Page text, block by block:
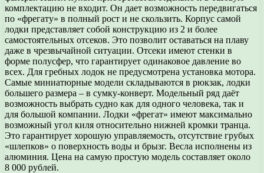
комплектацию не входит. Он дает возможность передвигаться
по «фрегату» в полный рост и не скользить. Корпус самой
лодки представляет собой конструкцию из 2 и более
самостоятельных отсеков. Это позволит оставаться на плаву
даже в чрезвычайной ситуации. Отсеки имеют стенки в
форме полусфер, что гарантирует одинаковое давление во
всех. Для гребных лодок не предусмотрена установка мотора.
Самые миниатюрные модели складываются в рюкзак, лодки
большего размера – в сумку-конверт. Модельный ряд даёт
возможность выбрать судно как для одного человека, так и
для большой компании. Лодки «фрегат» имеют максимально
возможный угол киля относительно нижней кромки транца.
Это гарантирует хорошую управляемость, отсутствие грубых
«шлепков» о поверхность воды и брызг. Весла исполнены из
алюминия. Цена на самую простую модель составляет около
8 000 рублей.